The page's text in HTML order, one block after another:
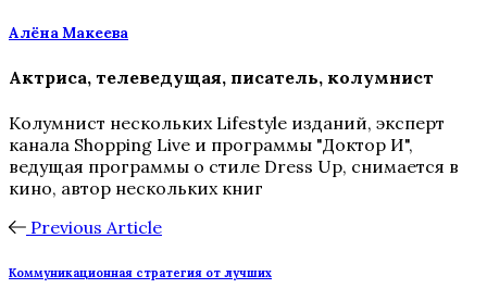
Алёна Макеева
Актриса, телеведущая, писатель, колумнист
Колумнист нескольких Lifestyle изданий, эксперт
канала Shopping Live и программы "Доктор И",
ведущая программы о стиле Dress Up, снимается в
кино, автор нескольких книг
Previous Article
Коммуникационная стратегия от лучших